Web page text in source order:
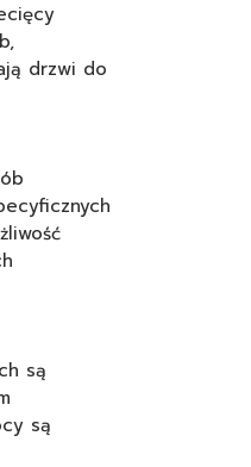
drzwi do
są
są